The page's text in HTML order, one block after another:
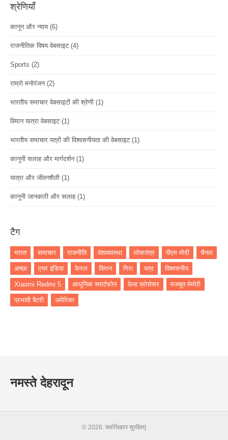
श्रेणियाँ
कानून और न्याय (6)
राजनीतिक विषय वेबसाइट (4)
Sports (2)
राम्रो मनोरंजन (2)
भारतीय समाचार वेबसाइटों की श्रेणी (1)
विमान यात्रा वेबसाइट (1)
भारतीय समाचार पत्रों की विश्वसनीयता की वेबसाइट (1)
कानूनी सलाह और मार्गदर्शन (1)
यात्रा और जीवनशैली (1)
कानूनी जानकारी और सलाह (1)
टैग
भारत समाचार राजनीति वंशव्यवस्था लोकतंत्र पीएम मोदी चैनल
अच्छा एयर इंडिया केरल विमान गिरा पत्र विश्वसनीय
Xiaomi Redmi 5 आधुनिक स्मार्टफोन वेल्ड प्रोसेसर मजबूत मेमोरी
प्रभावी बैटरी अमेरिका
नमस्ते देहरादून
© 2026. सर्वाधिकार सुरक्षित|